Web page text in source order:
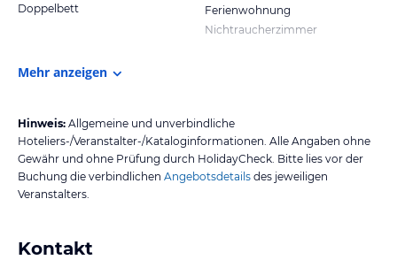
Doppelbett
Ferienwohnung
Nichtraucherzimmer
Mehr anzeigen
Hinweis: Allgemeine und unverbindliche
Hoteliers-/Veranstalter-/Kataloginformationen. Alle Angaben ohne
Gewähr und ohne Prüfung durch HolidayCheck. Bitte lies vor der
Buchung die verbindlichen Angebotsdetails des jeweiligen
Veranstalters.
Kontakt